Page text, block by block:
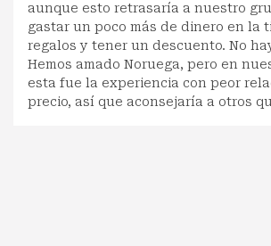
aunque esto retrasaría a nuestro
gastar un poco más de dinero en la
regalos y tener un descuento. No
Hemos amado Noruega, pero en
esta fue la experiencia con peor
precio, así que aconsejaría a otros